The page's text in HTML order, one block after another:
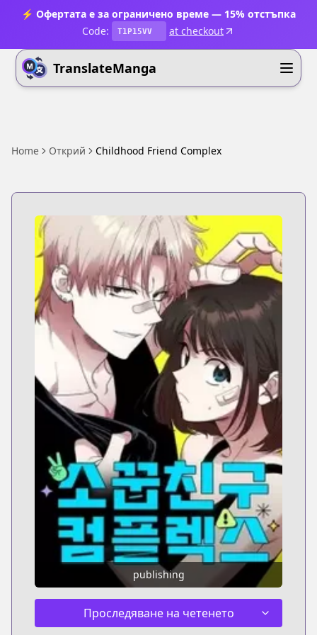
⚡ Офертата е за ограничено време — 15% отстъпка
Code:
T1P15VV at checkout
TranslateManga
Home Открий Childhood Friend Complex
publishing
Проследяване на четенето